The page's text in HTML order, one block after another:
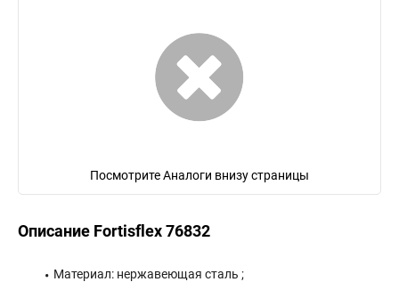
Посмотрите Аналоги внизу страницы
Описание Fortisflex 76832
Материал: нержавеющая сталь ;